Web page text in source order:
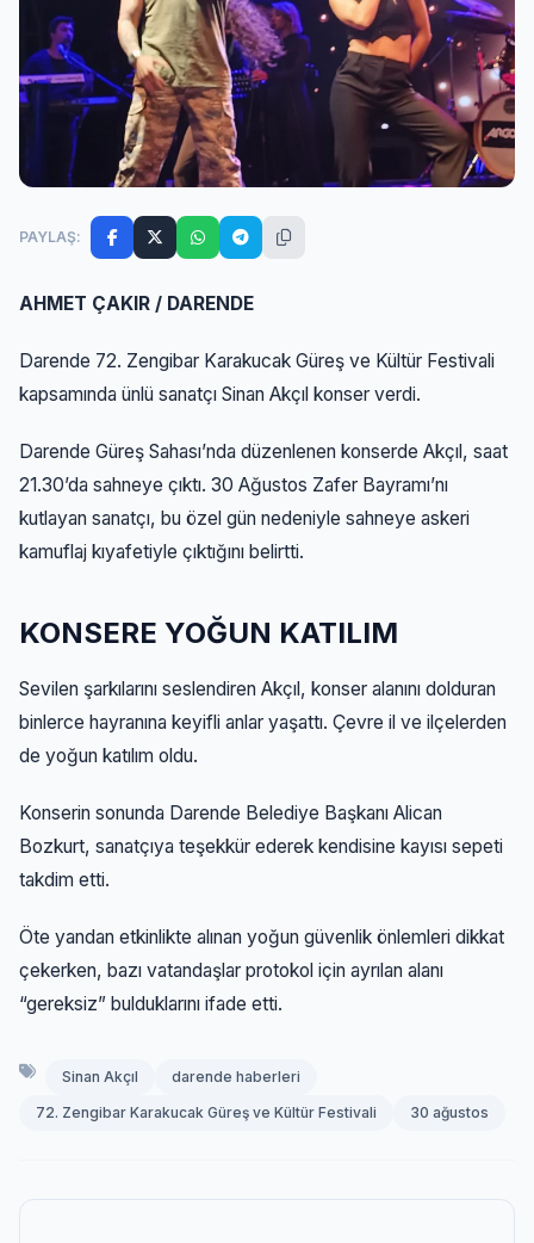
PAYLAŞ:
AHMET ÇAKIR / DARENDE
Darende 72. Zengibar Karakucak Güreş ve Kültür Festivali
kapsamında ünlü sanatçı Sinan Akçıl konser verdi.
Darende Güreş Sahası’nda düzenlenen konserde Akçıl, saat
21.30’da sahneye çıktı. 30 Ağustos Zafer Bayramı’nı
kutlayan sanatçı, bu özel gün nedeniyle sahneye askeri
kamuflaj kıyafetiyle çıktığını belirtti.
KONSERE YOĞUN KATILIM
Sevilen şarkılarını seslendiren Akçıl, konser alanını dolduran
binlerce hayranına keyifli anlar yaşattı. Çevre il ve ilçelerden
de yoğun katılım oldu.
Konserin sonunda Darende Belediye Başkanı Alican
Bozkurt, sanatçıya teşekkür ederek kendisine kayısı sepeti
takdim etti.
Öte yandan etkinlikte alınan yoğun güvenlik önlemleri dikkat
çekerken, bazı vatandaşlar protokol için ayrılan alanı
“gereksiz” bulduklarını ifade etti.
Sinan Akçıl
darende haberleri
72. Zengibar Karakucak Güreş ve Kültür Festivali
30 ağustos